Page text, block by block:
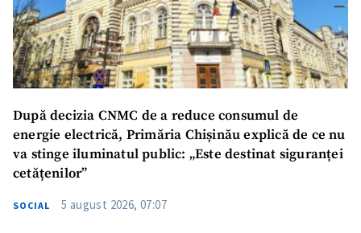
După decizia CNMC de a reduce consumul de
energie electrică, Primăria Chișinău explică de ce nu
va stinge iluminatul public: „Este destinat siguranței
cetățenilor”
SOCIAL 5 august 2026, 07:07